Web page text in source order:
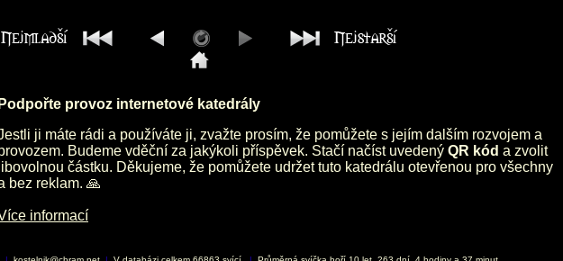
Podpořte provoz internetové katedrály
ji máte rádi a používáte ji, zvažte prosím, že pomůžete s jejím dalším rozvojem a
Budeme vděční za jakýkoli příspěvek. Stačí načíst uvedený QR kód a zvolit
libovolnou částku. Děkujeme, že pomůžete udržet tuto katedrálu otevřenou pro všechny
bez reklam. 🙏
informací